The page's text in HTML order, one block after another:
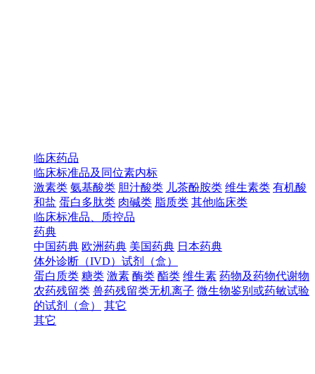
临床药品
临床标准品及同位素内标
激素类 氨基酸类 胆汁酸类 儿茶酚胺类 维生素类 有机酸
和盐 蛋白多肽类 肉碱类 脂质类 其他临床类
临床标准品、质控品
药典
中国药典 欧洲药典 美国药典 日本药典
体外诊断（IVD）试剂（盒）
蛋白质类 糖类 激素 酶类 酯类 维生素 药物及药物代谢物
农药残留类 兽药残留类无机离子 微生物鉴别或药敏试验
的试剂（盒）
其它
其它